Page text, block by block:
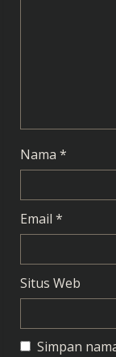
n
g
Nama *
Email *
Situs Web
Simpan